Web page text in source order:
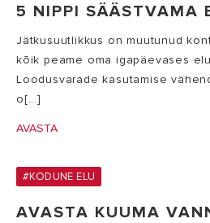
5 NIPPI SÄÄSTVAMA
Jätkusuutlikkus on muutunud
kõik peame oma igapäevases
Loodusvarade kasutamise
o[...]
AVASTA
#KODUNE ELU
AVASTA KUUMA